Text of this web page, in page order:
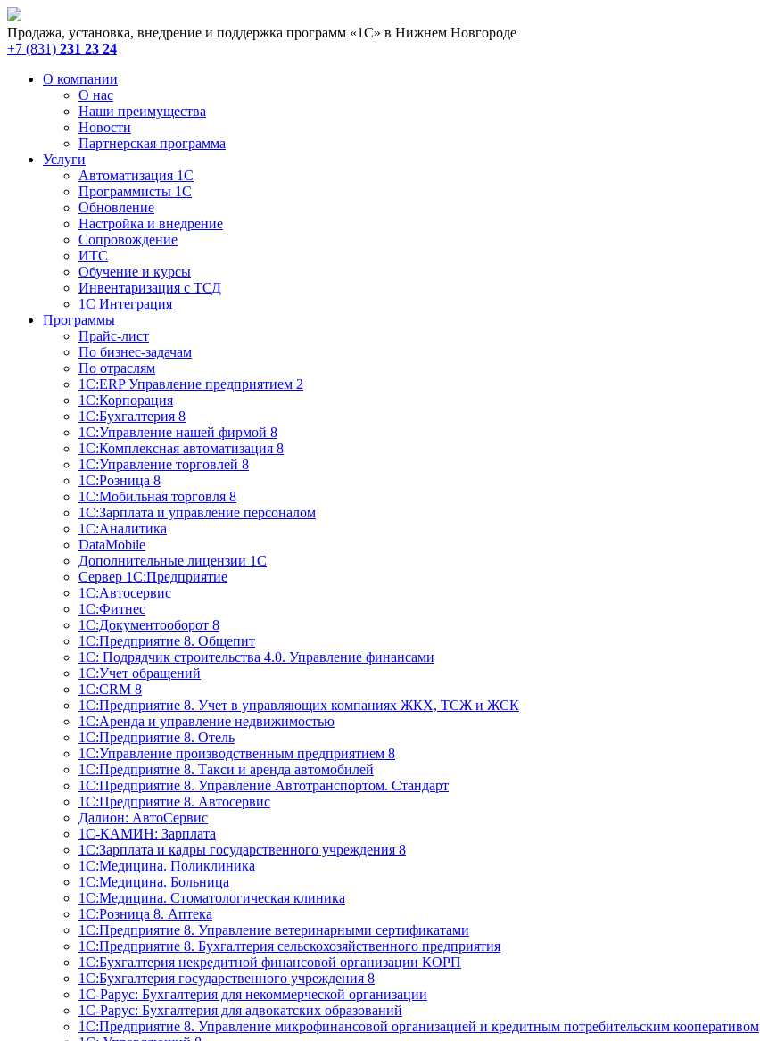
Продажа, установка, внедрение и поддержка программ «1С» в Нижнем Новгороде
+7 (831) 231 23 24
О компании
О нас
Наши преимущества
Новости
Партнерская программа
Услуги
Автоматизация 1С
Программисты 1С
Обновление
Настройка и внедрение
Сопровождение
ИТС
Обучение и курсы
Инвентаризация с ТСД
1С Интеграция
Программы
Прайс-лист
По бизнес-задачам
По отраслям
1C:ERP Управление предприятием 2
1С:Корпорация
1С:Бухгалтерия 8
1С:Управление нашей фирмой 8
1С:Комплексная автоматизация 8
1С:Управление торговлей 8
1С:Розница 8
1С:Мобильная торговля 8
1С:Зарплата и управление персоналом
1С:Аналитика
DataMobile
Дополнительные лицензии 1С
Сервер 1С:Предприятие
1С:Автосервис
1С:Фитнес
1С:Документооборот 8
1С:Предприятие 8. Общепит
1С: Подрядчик строительства 4.0. Управление финансами
1С:Учет обращений
1C:CRM 8
1С:Предприятие 8. Учет в управляющих компаниях ЖКХ, ТСЖ и ЖСК
1С:Аренда и управление недвижимостью
1С:Предприятие 8. Отель
1C:Управление производственным предприятием 8
1C:Предприятие 8. Такси и аренда автомобилей
1С:Предприятие 8. Управление Автотранспортом. Стандарт
1C:Предприятие 8. Автосервис
Далион: АвтоСервис
1С-КАМИН: Зарплата
1С:Зарплата и кадры государственного учреждения 8
1С:Медицина. Поликлиника
1С:Медицина. Больница
1С:Медицина. Стоматологическая клиника
1С:Розница 8. Аптека
1C:Предприятие 8. Управление ветеринарными сертификатами
1С:Предприятие 8. Бухгалтерия сельскохозяйственного предприятия
1C:Бухгалтерия некредитной финансовой организации КОРП
1С:Бухгалтерия государственного учреждения 8
1С-Рарус: Бухгалтерия для некоммерческой организации
1С-Рарус: Бухгалтерия для адвокатских образований
1С:Предприятие 8. Управление микрофинансовой организацией и кредитным потребительским кооперативом